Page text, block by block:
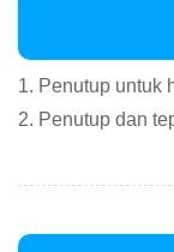
1. Penutup untuk
2. Penutup dan